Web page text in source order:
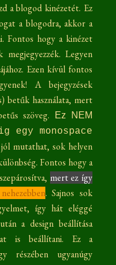
a blogod kinézetét. Ez
a blogodra, akkor a
Fontos hogy a kinézet
Legyen
Ezen kívül fontos
A bejegyzések
betűk használata, mert
szöveg.
Ez NEM
egy monospace
jól mutathat, sok helyen
Fontos hogy a
mert ez így
. Sajnos sok
így hát eléggé
a design beállítása
is beállítani. Ez a
részében ugyanúgy